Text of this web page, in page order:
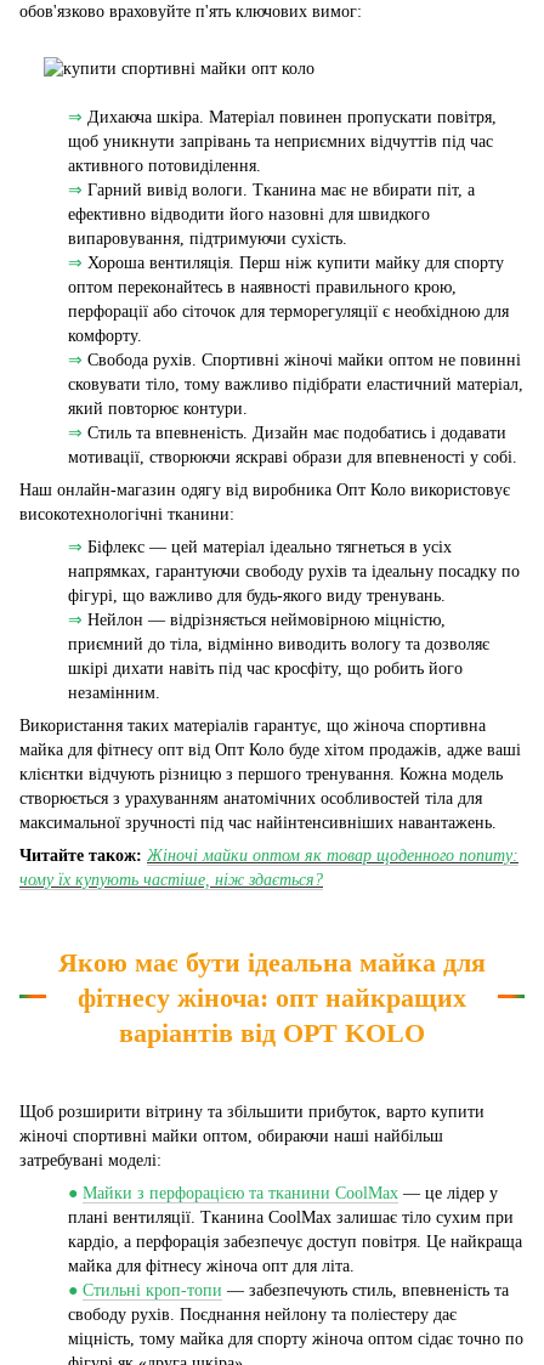
обов'язково враховуйте п'ять ключових вимог:
⇒ Дихаюча шкіра. Матеріал повинен пропускати повітря,
щоб уникнути запрівань та неприємних відчуттів під час
активного потовиділення.
⇒ Гарний вивід вологи. Тканина має не вбирати піт, а
ефективно відводити його назовні для швидкого
випаровування, підтримуючи сухість.
⇒ Хороша вентиляція. Перш ніж купити майку для спорту
оптом переконайтесь в наявності правильного крою,
перфорації або сіточок для терморегуляції є необхідною для
комфорту.
⇒ Свобода рухів. Спортивні жіночі майки оптом не повинні
сковувати тіло, тому важливо підібрати еластичний матеріал,
який повторює контури.
⇒ Стиль та впевненість. Дизайн має подобатись і додавати
мотивації, створюючи яскраві образи для впевненості у собі.
Наш онлайн-магазин одягу від виробника Опт Коло використовує
високотехнологічні тканини:
⇒ Біфлекс — цей матеріал ідеально тягнеться в усіх
напрямках, гарантуючи свободу рухів та ідеальну посадку по
фігурі, що важливо для будь-якого виду тренувань.
⇒ Нейлон — відрізняється неймовірною міцністю,
приємний до тіла, відмінно виводить вологу та дозволяє
шкірі дихати навіть під час кросфіту, що робить його
незамінним.
Використання таких матеріалів гарантує, що жіноча спортивна
майка для фітнесу опт від Опт Коло буде хітом продажів, адже ваші
клієнтки відчують різницю з першого тренування. Кожна модель
створюється з урахуванням анатомічних особливостей тіла для
максимальної зручності під час найінтенсивніших навантажень.
Читайте також: Жіночі майки оптом як товар щоденного попиту:
чому їх купують частіше, ніж здається?
Якою має бути ідеальна майка для
фітнесу жіноча: опт найкращих
варіантів від OPT KOLO
Щоб розширити вітрину та збільшити прибуток, варто купити
жіночі спортивні майки оптом, обираючи наші найбільш
затребувані моделі:
● Майки з перфорацією та тканини CoolMax — це лідер у
плані вентиляції. Тканина CoolMax залишає тіло сухим при
кардіо, а перфорація забезпечує доступ повітря. Це найкраща
майка для фітнесу жіноча опт для літа.
● Стильні кроп-топи — забезпечують стиль, впевненість та
свободу рухів. Поєднання нейлону та поліестеру дає
міцність, тому майка для спорту жіноча оптом сідає точно по